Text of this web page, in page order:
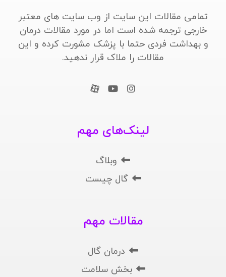
تمامی مقالات این سایت از وب سایت های معتبر
خارجی ترجمه شده است اما در مورد مقالات درمان
و بهداشت فردی حتما با پزشک مشورت کرده و این
مقالات را ملاک قرار ندهید.
لینک‌های مهم
وبلاگ
گال چیست
مقالات مهم
درمان گال
بخش سلامت